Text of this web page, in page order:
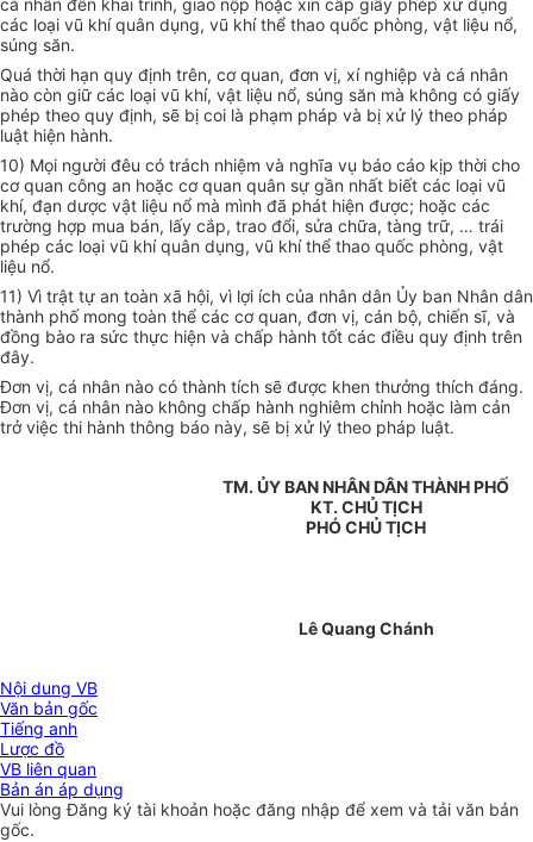
cá nhân đến khai trình, giao nộp hoặc xin cấp giấy phép xử dụng
các loại vũ khí quân dụng, vũ khí thể thao quốc phòng, vật liệu nổ,
súng săn.
Quá thời hạn quy định trên, cơ quan, đơn vị, xí nghiệp và cá nhân
nào còn giữ các loại vũ khí, vật liệu nổ, súng săn mà không có giấy
phép theo quy định, sẽ bị coi là phạm pháp và bị xử lý theo pháp
luật hiện hành.
10) Mọi người đêu có trách nhiệm và nghĩa vụ báo cáo kịp thời cho
cơ quan công an hoặc cơ quan quân sự gần nhất biết các loại vũ
khí, đạn dược vật liệu nổ mà mình đã phát hiện được; hoặc các
trường hợp mua bán, lấy cắp, trao đổi, sửa chữa, tàng trữ, … trái
phép các loại vũ khí quân dụng, vũ khí thể thao quốc phòng, vật
liệu nổ.
11) Vì trật tự an toàn xã hội, vì lợi ích của nhân dân Ủy ban Nhân dân
thành phố mong toàn thể các cơ quan, đơn vị, cán bộ, chiến sĩ, và
đồng bào ra sức thực hiện và chấp hành tốt các điều quy định trên
đây.
Đơn vị, cá nhân nào có thành tích sẽ được khen thưởng thích đáng.
Đơn vị, cá nhân nào không chấp hành nghiêm chỉnh hoặc làm cản
trở việc thi hành thông báo này, sẽ bị xử lý theo pháp luật.
TM. ỦY BAN NHÂN DÂN THÀNH PHỐ
KT. CHỦ TỊCH
PHÓ CHỦ TỊCH
Lê Quang Chánh
Nội dung VB
Văn bản gốc
Tiếng anh
Lược đồ
VB liên quan
Bản án áp dụng
Vui lòngĐăng ký tài khoản hoặc đăng nhập để xem và tải văn bản
gốc.